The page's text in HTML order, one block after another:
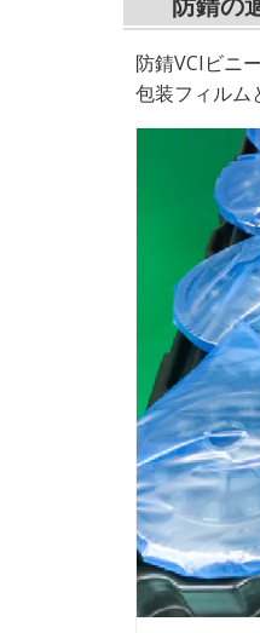
防錆VCIビニ
包装フィルム